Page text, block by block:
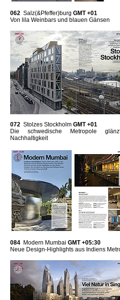
062 Salz(&Pfeffer)burg GMT +01
Von lila Weinbars und blauen Gänsen
072 Stolzes Stockholm GMT +01
Die schwedische Metropole
Nachhaltigkeit
084 Modern Mumbai GMT +05:30
Neue Design-Highlights aus Indiens